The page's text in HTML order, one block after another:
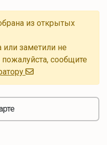
из открытых
заметили не
сообщите